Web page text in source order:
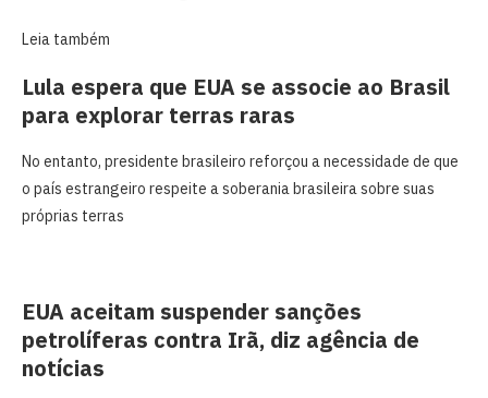
Leia também
Lula espera que EUA se associe ao Brasil
para explorar terras raras
No entanto, presidente brasileiro reforçou a necessidade de que
o país estrangeiro respeite a soberania brasileira sobre suas
próprias terras
EUA aceitam suspender sanções
petrolíferas contra Irã, diz agência de
notícias